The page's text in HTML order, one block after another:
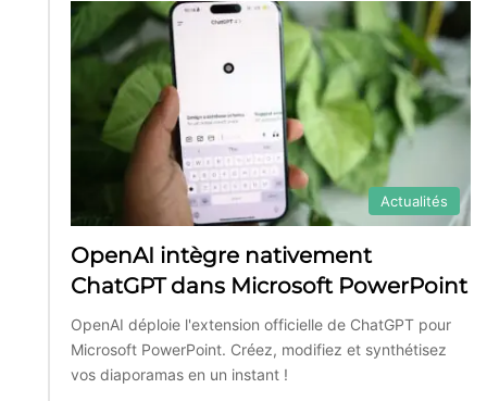
Actualités
OpenAI intègre nativement
ChatGPT dans Microsoft PowerPoint
OpenAI déploie l'extension officielle de ChatGPT pour
Microsoft PowerPoint. Créez, modifiez et synthétisez
vos diaporamas en un instant !